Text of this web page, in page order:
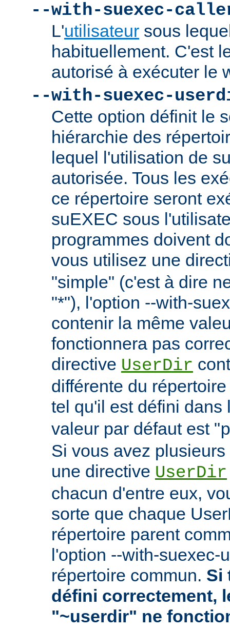
--with-suexec-
L'utilisateur sous
habituellement. C'est
autorisé à exécuter le
--with-suexec-
Cette option définit le
hiérarchie des
lequel l'utilisation de
autorisée. Tous les
ce répertoire seront
suEXEC sous
programmes doivent
vous utilisez une
"simple" (c'est à dire
"*"), l'option --with-
contenir la même
fonctionnera pas
directive UserDir
différente du
tel qu'il est défini
valeur par défaut est "
Si vous avez
une directive UserDir
chacun d'entre eux,
sorte que chaque
répertoire parent
l'option --with-suexec-
répertoire commun. Si
défini correctement,
"~userdir" ne